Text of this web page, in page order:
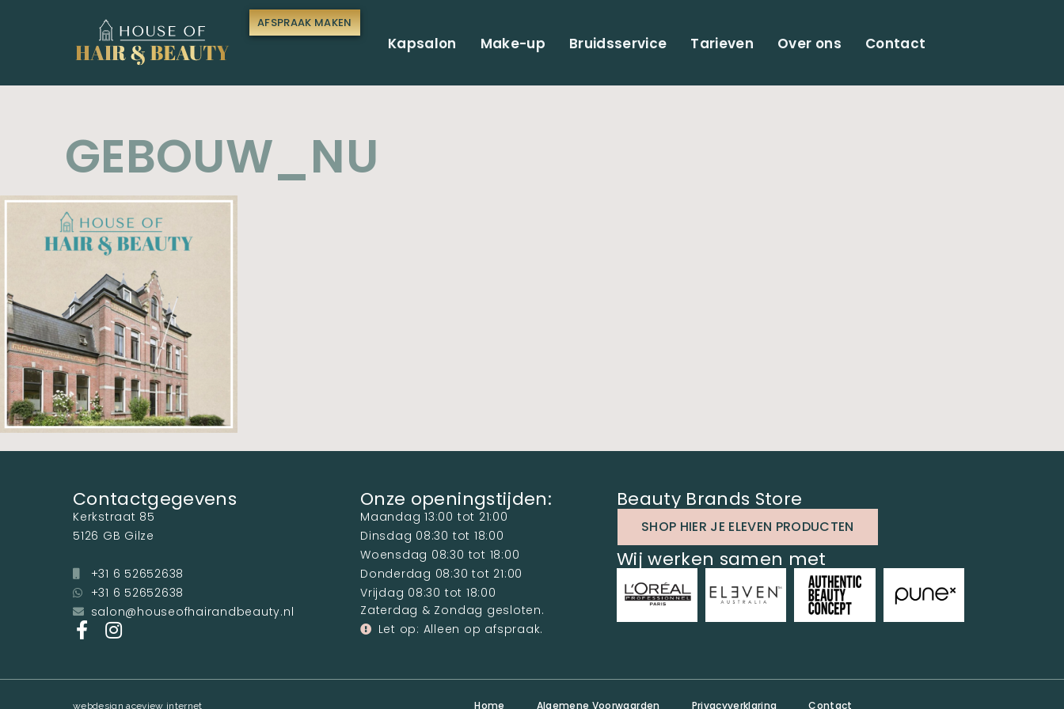
AFSPRAAK MAKEN
Kapsalon Make-up Bruidsservice Tarieven Over ons Contact
GEBOUW_NU
Contactgegevens
Kerkstraat 85
5126 GB Gilze
+31 6 52652638
+31 6 52652638
salon@houseofhairandbeauty.nl
Onze openingstijden:
Maandag 13:00 tot 21:00
Dinsdag 08:30 tot 18:00
Woensdag 08:30 tot 18:00
Donderdag 08:30 tot 21:00
Vrijdag 08:30 tot 18:00
Zaterdag & Zondag gesloten.
Let op: Alleen op afspraak.
Beauty Brands Store
SHOP HIER JE ELEVEN PRODUCTEN
Wij werken samen met
webdesign aceview internet Home Algemene Voorwaarden Privacyverklaring Contact